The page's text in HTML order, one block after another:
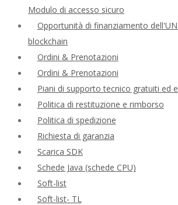
Modulo di accesso sicuro
Opportunità di finanziamento
blockchain
Ordini & Prenotazioni
Ordini & Prenotazioni
Piani di supporto tecnico gratuiti ed
Politica di restituzione e rimborso
Politica di spedizione
Richiesta di garanzia
Scarica SDK
Schede Java (schede CPU)
Soft-list
Soft-list- TL